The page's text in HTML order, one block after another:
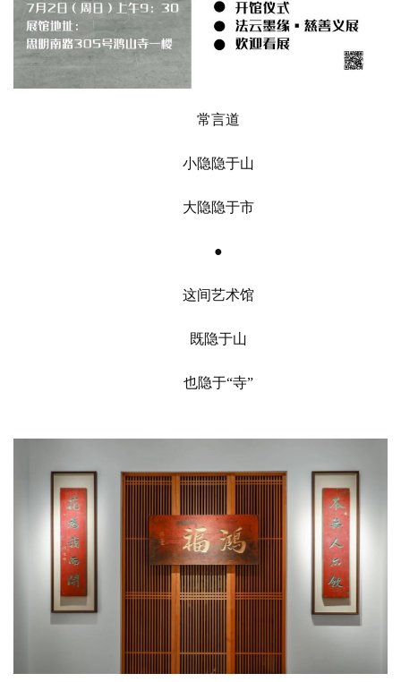
常言道
小隐隐于山
大隐隐于市
●
这间艺术馆
既隐于山
也隐于“寺”